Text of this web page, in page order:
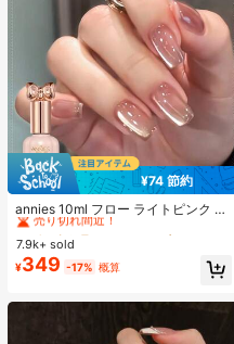
¥74 節約
annies 10ml フロー ライトピンク キ
ャットアイ ジェルネイルポリッシュ
ウルトラシャイン UVジェル ミラー
グラス キャットマグネットジェル ワ
ニス ネイルサプライ
#1 ベストセラー
に アニーズ ジェルネイルポリッシュ
売り切れ間近！
#1 ベストセラー
売り切れ間近！
#1 ベストセラー
売り切れ間近！
#1 ベストセラー
に アニーズ ジェルネイルポリッシュ
7.9k+ sold
¥349 -17% 概算